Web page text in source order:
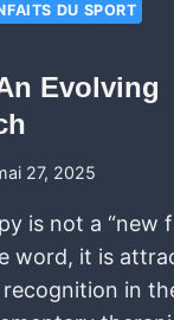
DU SPORT
Evolving
27, 2025
is not a “new
word, it is
in